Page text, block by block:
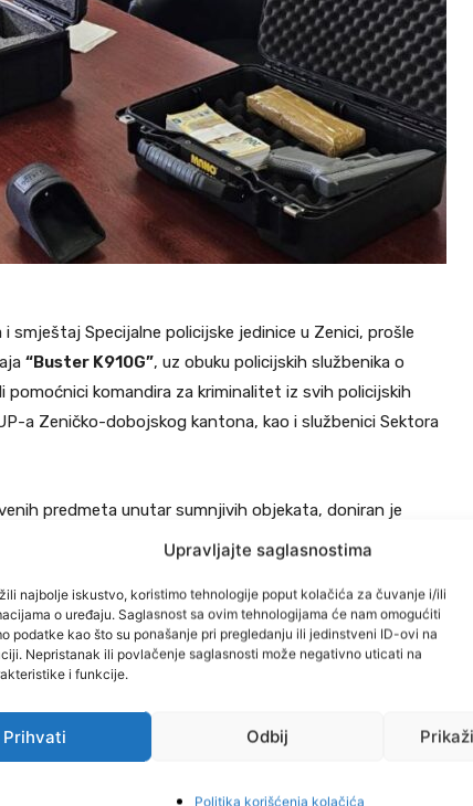
Upravljajte saglasnostima
najbolje iskustvo, koristimo tehnologije poput kolačića za čuvanje i/ili
o uređaju. Saglasnost sa ovim tehnologijama će nam omogućiti
podatke kao što su ponašanje pri pregledanju ili jedinstveni ID-ovi na
Nepristanak ili povlačenje saglasnosti može negativno uticati na
i funkcije.
Prihvati Odbij
Politika korišćenja kolačića
smještaj Specijalne policijske jedinice u Zenici, prošle
“Buster K910G”, uz obuku policijskih službenika o
komandira za kriminalitet iz svih policijskih
a Zeničko-dobojskog kantona, kao i službenici Sektora
predmeta unutar sumnjivih objekata, doniran je
programa Ujedinjenih nacija u BiH (UNDP BiH) za
malog oružja i lakog naoružanja (SALW). Upravi
ove savremene opreme.
u gustoći materijala, omogućavajući otkrivanje
i drugim prostorima gdje se krijumčari često
predmete. Njegova primjena znatno će
kantona u pretragama i kontrolama.